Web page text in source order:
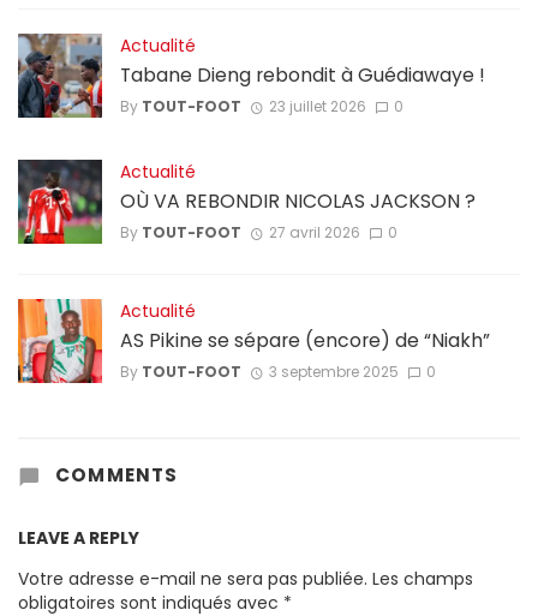
Actualité
Tabane Dieng rebondit à Guédiawaye !
By TOUT-FOOT 23 juillet 2026 0
Actualité
OÙ VA REBONDIR NICOLAS JACKSON ?
By TOUT-FOOT 27 avril 2026 0
Actualité
AS Pikine se sépare (encore) de “Niakh”
By TOUT-FOOT 3 septembre 2025 0
COMMENTS
LEAVE A REPLY
Votre adresse e-mail ne sera pas publiée. Les champs
obligatoires sont indiqués avec *